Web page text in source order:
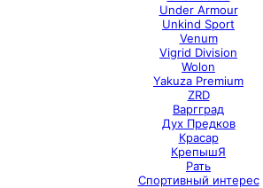
Under Armour
Unkind Sport
Venum
Vigrid Division
Wolon
Yakuza Premium
ZRD
Варгград
Дух Предков
Красар
КрепышЯ
Рать
Спортивный интерес